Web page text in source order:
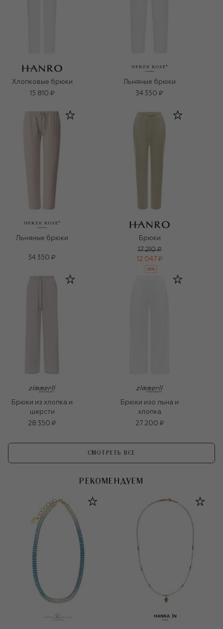
Хлопковые брюки
15 810 ₽
Льняные брюки
34 350 ₽
Льняные брюки
34 350 ₽
Брюки
17 210 ₽
12 047 ₽
-30%
Брюки из хлопка и
шерсти
28 350 ₽
Брюки изо льна и
хлопка
27 200 ₽
СМОТРЕТЬ ВСЕ
РЕКОМЕНДУЕМ